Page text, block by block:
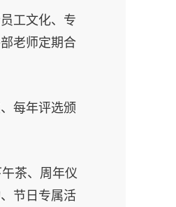
工文化、专
老师定期合
每年评选颁
茶、周年仪
节日专属活